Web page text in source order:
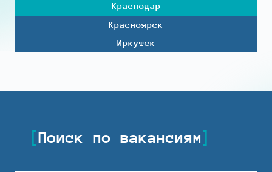
Краснодар
Красноярск
Иркутск
Поиск по вакансиям